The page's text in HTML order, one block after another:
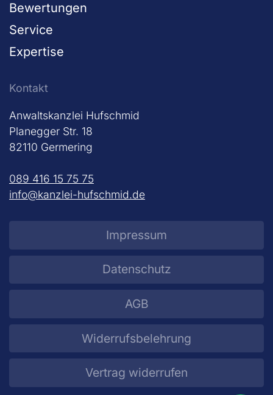
Bewertungen
Service
Expertise
Kontakt
Anwaltskanzlei Hufschmid
Planegger Str. 18
82110 Germering
089 416 15 75 75
info@kanzlei-hufschmid.de
Impressum
Datenschutz
AGB
Widerrufsbelehrung
Vertrag widerrufen